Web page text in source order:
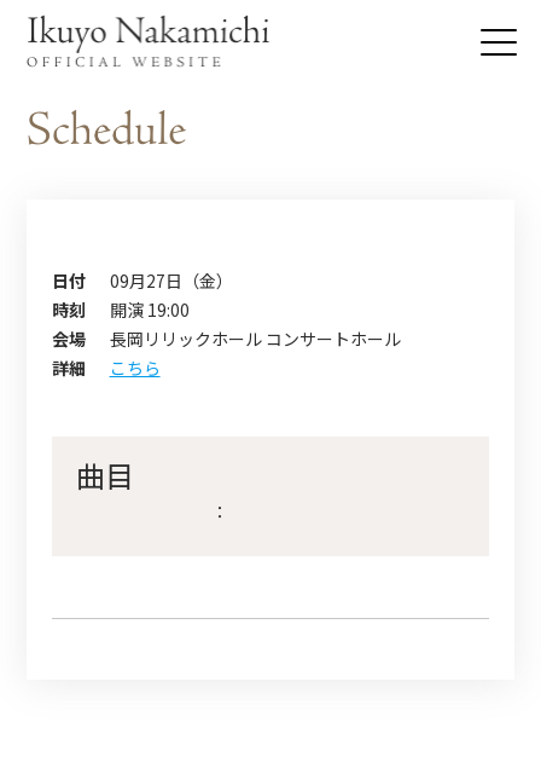
日付
09月27日（金）
時刻
開演 19:00
会場
長岡リリックホール コンサートホール
詳細
こちら
曲目
：